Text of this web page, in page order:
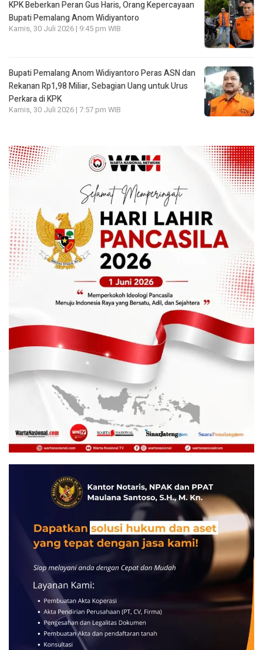
KPK Beberkan Peran Gus Haris, Orang Kepercayaan
Bupati Pemalang Anom Widiyantoro
Kamis, 30 Juli 2026 | 9:45 pm WIB
Bupati Pemalang Anom Widiyantoro Peras ASN dan
Rekanan Rp1,98 Miliar, Sebagian Uang untuk Urus
Perkara di KPK
Kamis, 30 Juli 2026 | 7:57 pm WIB